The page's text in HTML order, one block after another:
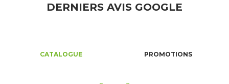
DERNIERS AVIS GOOGLE
CATALOGUE PROMOTIONS